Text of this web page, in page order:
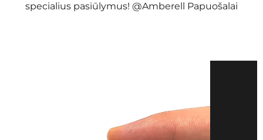
specialius pasiūlymus! @Amberell Papuošalai